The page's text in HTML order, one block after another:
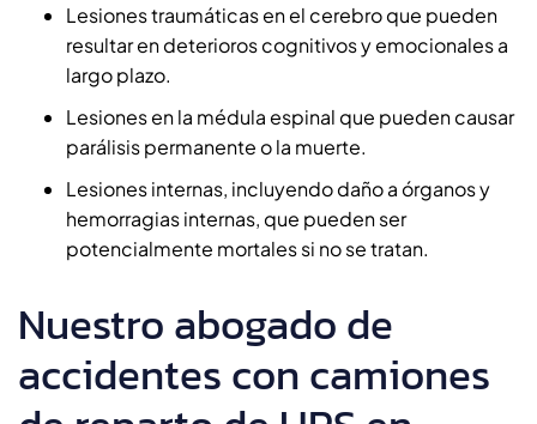
Lesiones traumáticas en el cerebro que pueden
resultar en deterioros cognitivos y emocionales a
largo plazo.
Lesiones en la médula espinal que pueden causar
parálisis permanente o la muerte.
Lesiones internas, incluyendo daño a órganos y
hemorragias internas, que pueden ser
potencialmente mortales si no se tratan.
Nuestro abogado de
accidentes con camiones